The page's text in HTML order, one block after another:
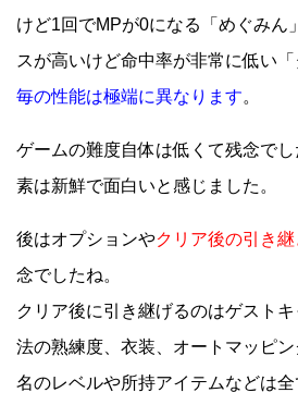
けど1回でMPが0になる「めぐみん
スが高いけど命中率が非常に低い
毎の性能は極端に異なります。
ゲームの難度自体は低くて残念で
素は新鮮で面白いと感じました。
後はオプションやクリア後の引き
念でしたね。
クリア後に引き継げるのはゲスト
法の熟練度、衣装、オートマッピ
名のレベルや所持アイテムなどは